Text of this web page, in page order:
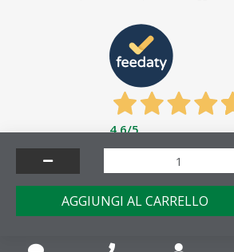
AGGIUNGI AL CARRELLO
4,6/5
Feedaty4.7/5-23721feedbacks
Made by